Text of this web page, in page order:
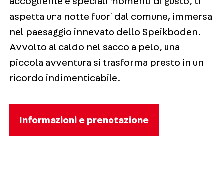
aspetta una notte fuori dal comune, immersa
nel paesaggio innevato dello Speikboden.
Avvolto al caldo nel sacco a pelo, una
piccola avventura si trasforma presto in un
ricordo indimenticabile.
Informazioni e prenotazione